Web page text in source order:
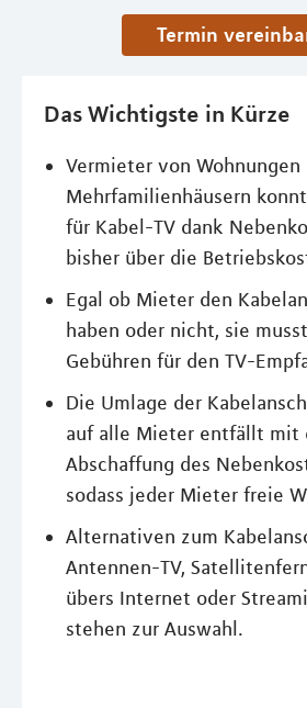
Termin
Das Wichtigste in Kürze
Vermieter von Wohnungen
Mehrfamilienhäusern
für Kabel-TV dank
bisher über die
Egal ob Mieter den
haben oder nicht, sie
Gebühren für den TV-
Die Umlage der
auf alle Mieter entfällt mit
Abschaffung des
sodass jeder Mieter freie
Alternativen zum
Antennen-TV,
übers Internet oder
stehen zur Auswahl.